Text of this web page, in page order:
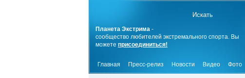
Планета Экстрима -
сообщество любителей экстремального спорта. Вы
можете присоединиться!
Главная Пресс-релиз Новости Видео Фото